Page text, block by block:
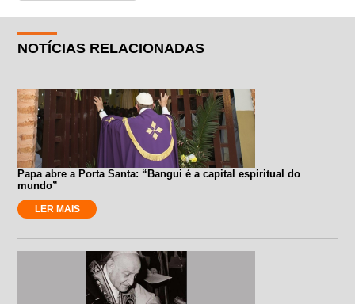
NOTÍCIAS RELACIONADAS
Papa abre a Porta Santa: “Bangui é a capital espiritual do
mundo”
LER MAIS